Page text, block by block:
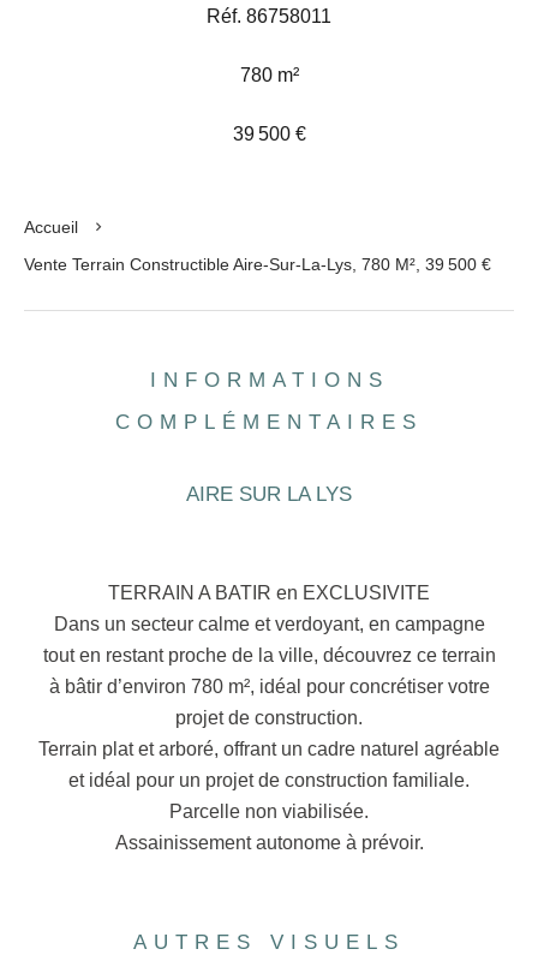
Réf. 86758011
780 m²
39 500 €
Accueil
Vente Terrain Constructible Aire-Sur-La-Lys, 780 M², 39 500 €
INFORMATIONS
COMPLÉMENTAIRES
AIRE SUR LA LYS
TERRAIN A BATIR en EXCLUSIVITE
Dans un secteur calme et verdoyant, en campagne
tout en restant proche de la ville, découvrez ce terrain
à bâtir d’environ 780 m², idéal pour concrétiser votre
projet de construction.
Terrain plat et arboré, offrant un cadre naturel agréable
et idéal pour un projet de construction familiale.
Parcelle non viabilisée.
Assainissement autonome à prévoir.
AUTRES VISUELS